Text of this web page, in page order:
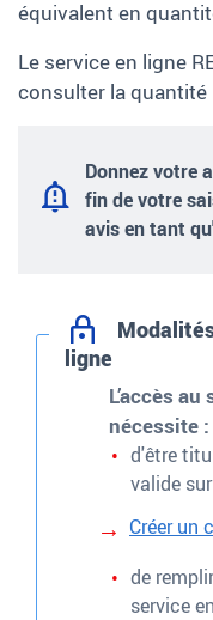
équivalent en
Le service en ligne
consulter la
Donnez votre
fin de votre
avis en tant
ligne
L’accès
nécessite :
d'être
valide
Créer un
de
service